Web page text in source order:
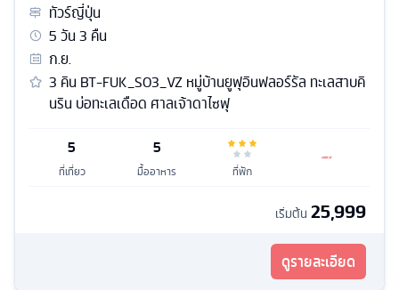
ทัวร์ญี่ปุ่น
5วัน3 คืน
ก.ย.
3 คิน BT-FUK_S03_VZ หมู่บ้านยูฟุอินฟลอร์รัล ทะเลสาบคิ
นริน บ่อทะเลเดือด ศาลเจ้าดาไซฟุ
5
ที่เที่ยว
5
มื้ออาหาร ที่พัก
เริ่มต้น 25,999
ดูรายละเอียด